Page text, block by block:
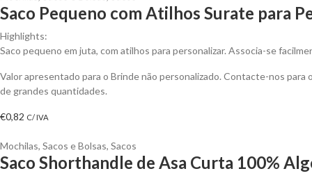
Saco Pequeno com Atilhos Surate para
Highlights:
Saco pequeno em juta, com atilhos para personalizar. Associa-se
Valor apresentado para o Brinde não personalizado. Contacte-nos
de grandes quantidades.
€0,82 C/ IVA
Mochilas, Sacos e Bolsas, Sacos
Saco Shorthandle de Asa Curta 100%